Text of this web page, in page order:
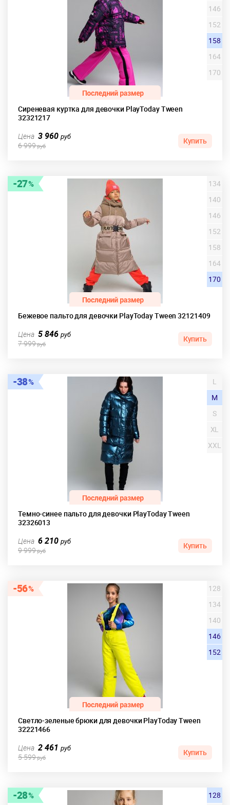
Сиреневая куртка для девочки PlayToday Tween
32321217
146
152
158
164
170
Цена 3 960 руб
6 999руб
Купить
27
Бежевое пальто для девочки PlayToday Tween 32121409
134
140
146
152
158
164
170
Цена 5 846 руб
7 999руб
Купить
38
Темно-синее пальто для девочки PlayToday Tween
32326013
L
M
S
XL
XXL
Цена 6 210 руб
9 999руб
Купить
56
Светло-зеленые брюки для девочки PlayToday Tween
32221466
128
134
140
146
152
Цена 2 461 руб
5 599руб
Купить
28
128